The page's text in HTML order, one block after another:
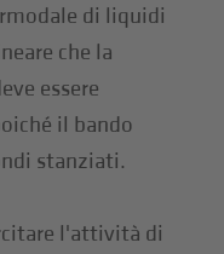
di liquidi
che la
essere
il bando
stanziati.
l'attività di